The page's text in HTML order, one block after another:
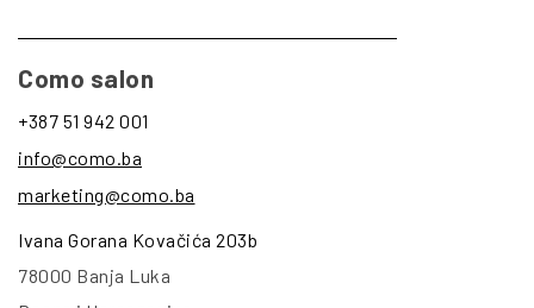
Como salon
+387 51 942 001
info@como.ba
marketing@como.ba
Ivana Gorana Kovačića 203b
78000 Banja Luka